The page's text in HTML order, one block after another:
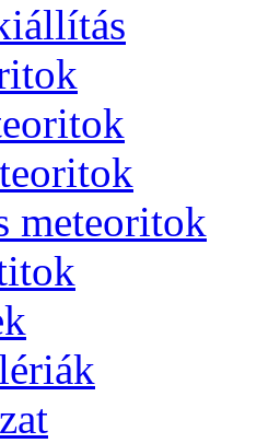
me­te­o­ri­tok